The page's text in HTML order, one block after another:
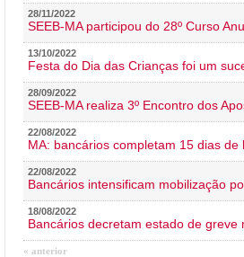
28/11/2022
SEEB-MA participou do 28º Curso
13/10/2022
Festa do Dia das Crianças foi um
28/09/2022
SEEB-MA realiza 3º Encontro dos
22/08/2022
MA: bancários completam 15 dias de
22/08/2022
Bancários intensificam mobilização
18/08/2022
Bancários decretam estado de greve
« anterior